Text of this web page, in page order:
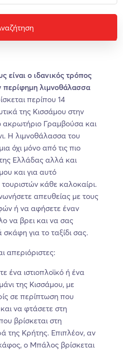
είναι ο ιδανικός τρόπος
περίφημη λιμνοθάλασσα
περίπου 14
της Κισσάμου στην
ακρωτήριο Γραμβούσα και
Η λιμνοθάλασσα του
όχι μόνο από τις πιο
Ελλάδας αλλά και
και για αυτό
κάθε καλοκαίρι.
απευθείας με τους
ή να αφήσετε έναν
να βρει και να σας
σκάφη για το ταξίδι σας.
απεριόριστες:
ένα ιστιοπλοϊκό ή ένα
της Κισσάμου, με
σε περίπτωση που
να φτάσετε στη
βρίσκεται στη
της Κρήτης. Επιπλέον, αν
ο Μπάλος βρίσκεται